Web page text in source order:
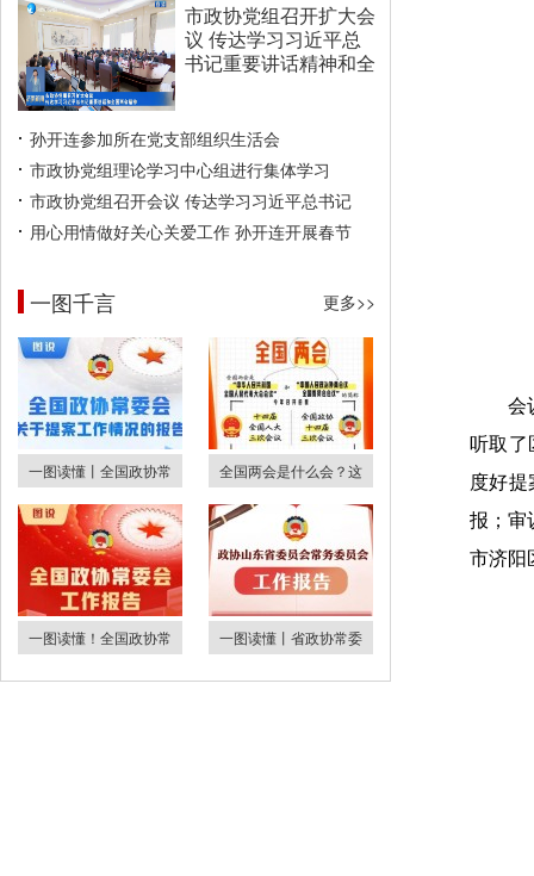
市政协党组召开扩大会
议 传达学习习近平总
书记重要讲话精神和全
孙开连参加所在党支部组织生活会
市政协党组理论学习中心组进行集体学习
市政协党组召开会议 传达学习习近平总书记
用心用情做好关心关爱工作 孙开连开展春节
一图千言 更多>>
一图读懂丨全国政协常 全国两会是什么会？这
一图读懂！全国政协常 一图读懂丨省政协常委
会
听取了
度好
报；审
市济阳